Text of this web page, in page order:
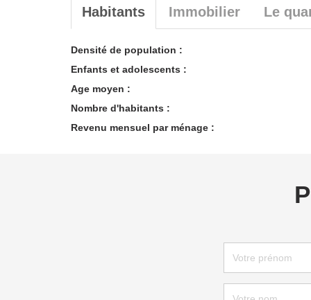
Habitants Immobilier Le
Densité de population :
Enfants et adolescents :
Age moyen :
Nombre d'habitants :
Revenu mensuel par ménage :